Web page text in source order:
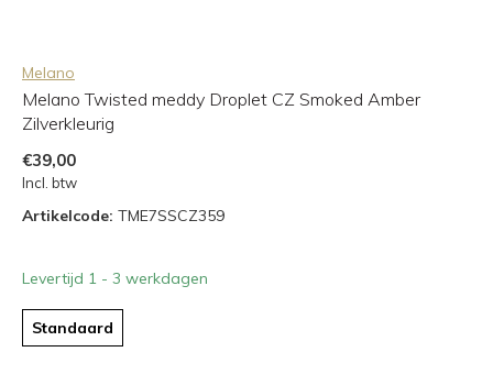
Melano
Melano Twisted meddy Droplet CZ Smoked Amber
Zilverkleurig
€39,00
Incl. btw
Artikelcode: TME7SSCZ359
Levertijd 1 - 3 werkdagen
Standaard